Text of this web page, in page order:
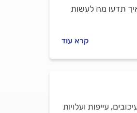
תדעו מה לעשות
קרא עוד
מושלמת, בלי עיכובים, עייפות ועלויות